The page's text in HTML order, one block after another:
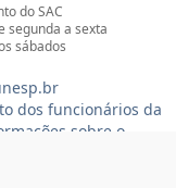
do SAC
segunda a sexta
sábados
dos funcionários da
sobre o